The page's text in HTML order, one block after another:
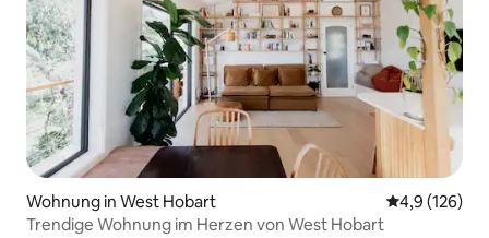
Wohnung in West Hobart
4,9 (126)
Trendige Wohnung im Herzen von West Hobart